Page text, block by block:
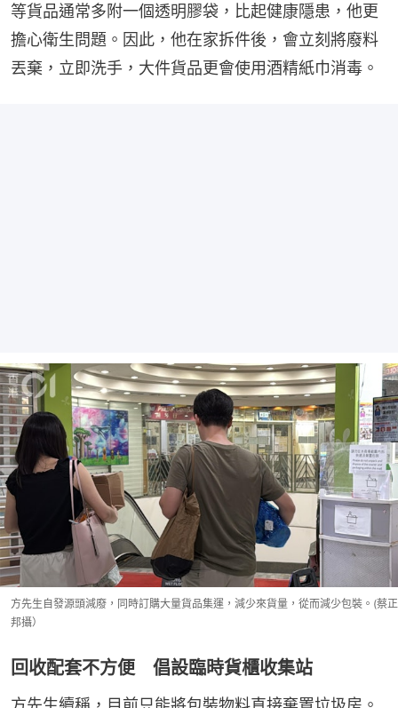
等貨品通常多附一個透明膠袋，比起健康隱患，他更
擔心衛生問題。因此，他在家拆件後，會立刻將廢料
丟棄，立即洗手，大件貨品更會使用酒精紙巾消毒。
方先生自發源頭減廢，同時訂購大量貨品集運，減少來貨量，從而減少包裝。(蔡正
邦攝）
回收配套不方便 倡設臨時貨櫃收集站